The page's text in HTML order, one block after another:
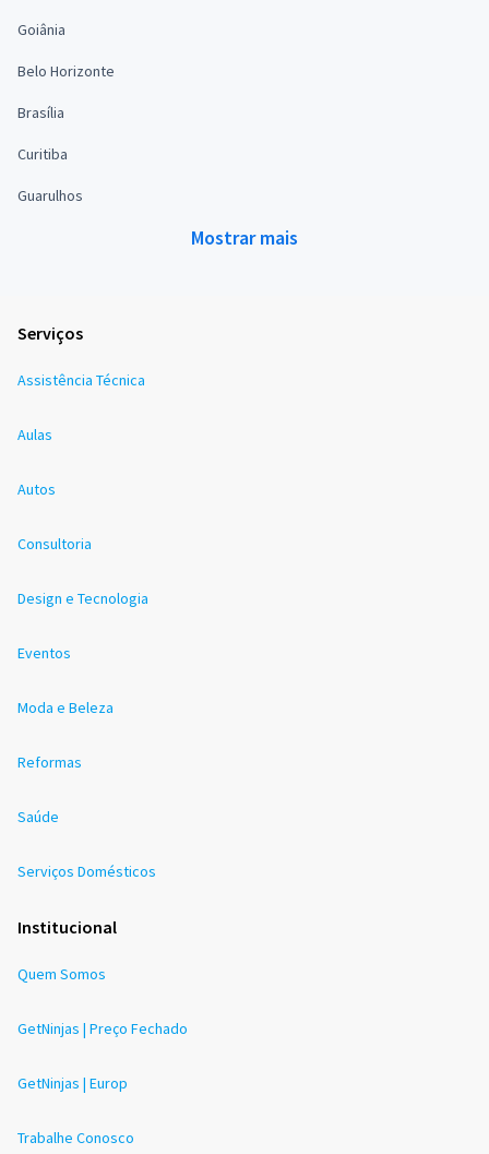
Goiânia
Belo Horizonte
Brasília
Curitiba
Guarulhos
Mostrar mais
Serviços
Assistência Técnica
Aulas
Autos
Consultoria
Design e Tecnologia
Eventos
Moda e Beleza
Reformas
Saúde
Serviços Domésticos
Institucional
Quem Somos
GetNinjas | Preço Fechado
GetNinjas | Europ
Trabalhe Conosco